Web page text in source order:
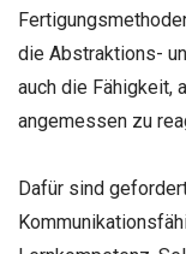
die Abstraktions-
auch die Fähigkeit,
angemessen zu
Dafür sind